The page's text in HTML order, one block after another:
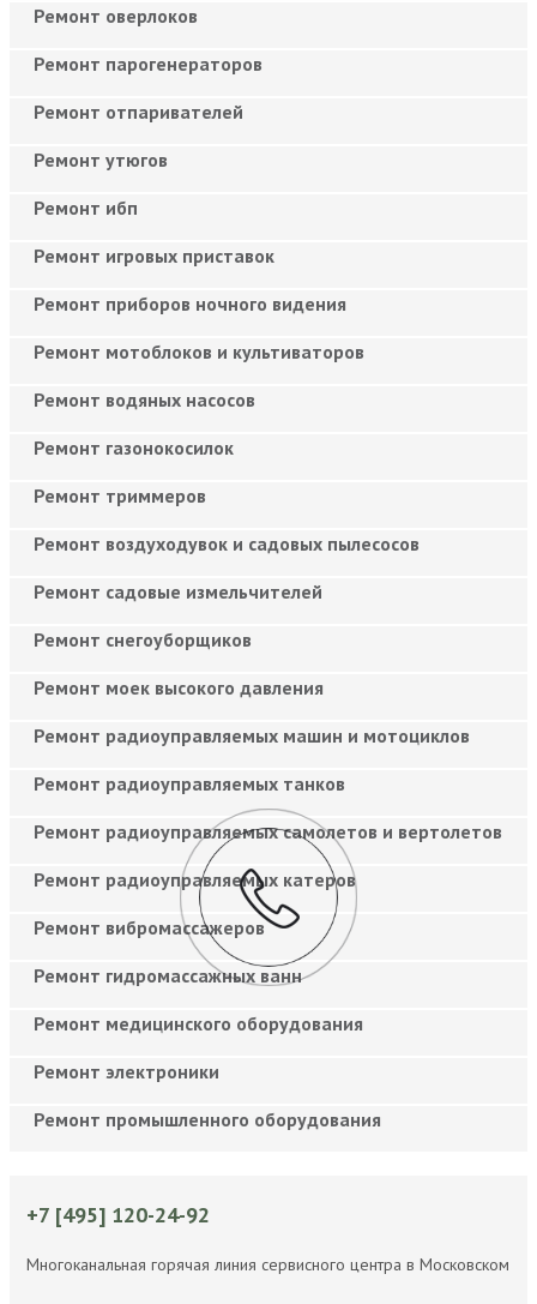
Ремонт оверлоков
Ремонт парогенераторов
Ремонт отпаривателей
Ремонт утюгов
Ремонт ибп
Ремонт игровых приставок
Ремонт приборов ночного видения
Ремонт мотоблоков и культиваторов
Ремонт водяных насосов
Ремонт газонокосилок
Ремонт триммеров
Ремонт воздуходувок и садовых пылесосов
Ремонт садовые измельчителей
Ремонт снегоуборщиков
Ремонт моек высокого давления
Ремонт радиоуправляемых машин и мотоциклов
Ремонт радиоуправляемых танков
Ремонт радиоуправляемых самолетов и вертолетов
Ремонт радиоуправляемых катеров
Ремонт вибромассажеров
Ремонт гидромассажных ванн
Ремонт медицинского оборудования
Ремонт электроники
Ремонт промышленного оборудования
+7 [495] 120-24-92
Многоканальная горячая линия сервисного центра в Московском